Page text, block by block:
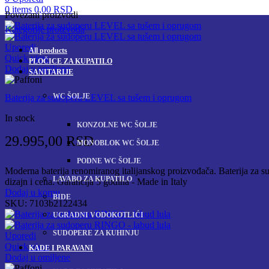
0 items 0,00 RSD
Kategorije proizvoda
All products
PLOČICE ZA KUPATILO
SANITARIJE
WC ŠOLJE
KONZOLNE WC ŠOLJE
MONOBLOK WC ŠOLJE
PODNE WC ŠOLJE
LAVABO ZA KUPATILO
BIDE
UGRADNI VODOKOTLIĆI
SUDOPERE ZA KUHINJU
KADE I PARAVANI
Povezani proizvodi
Uporedi
Quick view
Dodaj u omiljene
Baterija za sudoperu LEVEL sa tušem i oprugom
In stock
29.995,00 RSD
Moderna baterija renomiranog italijanskog proizvođača. Baterija za
dizajn i cena. Garancija 5 godina - Made in Italy
Dodaj u korpu
SKU: 7103b2122434
Uporedi
Quick view
Dodaj u omiljene